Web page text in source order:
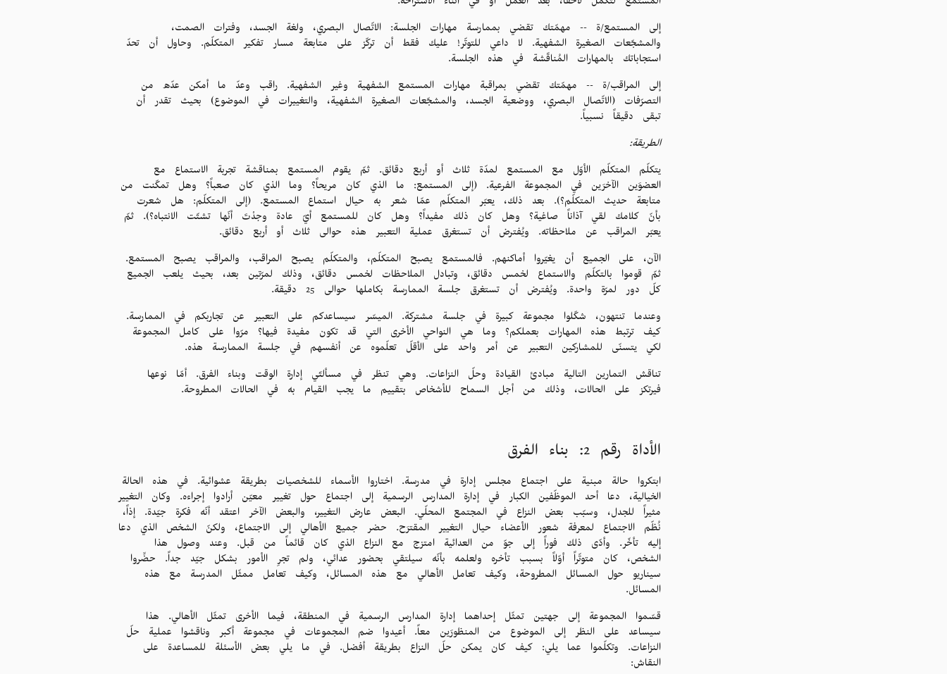
إلى المستمع/ة -- مهمّتك تقضي بممارسة مهارات الجلسة: الاتّصال البصري، ولغة الجسد، وفترات الصمت،
والمشجّعات الصغيرة الشفهية. لا داعي للتوتّر! عليك فقط أن تركّز على متابعة مسار تفكير المتكلّم. وحاول أن تحدّ
استجاباتك بالمهارات المُناقَشة في هذه الجلسة.
إلى المراقب/ة -- مهمّتك تقضي بمراقبة مهارات المستمع الشفهية وغير الشفهية. راقب وعدّ ما أمكن عدّه من
التصرّفات (الاتّصال البصري، ووضعية الجسد، والمشجّعات الصغيرة الشفهية، والتغييرات في الموضوع) بحيث تقدر أن
تبقى دقيقاً نسبياً.
الطريقة:
يتكلّم المتكلّم الأوّل مع المستمع لمدّة ثلاث أو أربع دقائق. ثمّ يقوم المستمع بمناقشة تجربة الاستماع مع
العضوَين الآخرَين في المجموعة الفرعية. (إلى المستمع: ما الذي كان مريحاً؟ وما الذي كان صعباً؟ وهل تمكّنت من
متابعة حديث المتكلّم؟). بعد ذلك، يعبّر المتكلّم عمّا شعر به حيال استماع المستمع. (إلى المتكلّم: هل شعرت
بأنّ كلامك لقي آذاناً صاغية؟ وهل كان ذلك مفيداً؟ وهل كان للمستمع أيّ عادة وجدْتَ أنّها تشتّت الانتباه؟). ثمّ
يعبّر المراقب عن ملاحظاته. ويُفترض أن تستغرق عملية التعبير هذه حوالى ثلاث أو أربع دقائق.
الآن، على الجميع أن يغيّروا أماكنهم. فالمستمع يصبح المتكلّم، والمتكلّم يصبح المراقب، والمراقب يصبح المستمع.
ثمّ قوموا بالتكلّم والاستماع لخمس دقائق، وتبادل الملاحظات لخمس دقائق، وذلك لمرّتين بعد، بحيث يلعب الجميع
كلّ دور لمرّة واحدة. ويُفترض أن تستغرق جلسة الممارسة بكاملها حوالى 25 دقيقة.
وعندما تنتهون، شكّلوا مجموعة كبيرة في جلسة مشتركة. الميسّر سيساعدكم على التعبير عن تجاربكم في الممارسة.
كيف ترتبط هذه المهارات بعملكم؟ وما هي النواحي الأخرى التي قد تكون مفيدة فيها؟ مرّوا على كامل المجموعة
لكي يتسنّى للمشاركين التعبير عن أمر واحد على الأقلّ تعلّموه عن أنفسهم في جلسة الممارسة هذه.
تناقش التمارين التالية مبادئ القيادة وحلّ النزاعات. وهي تنظر في مسألتَي إدارة الوقت وبناء الفرق. أمّا نوعها
فيرتكز على الحالات، وذلك من أجل السماح للأشخاص بتقييم ما يجب القيام به في الحالات المطروحة.
الأداة رقم 2: بناء الفرق
ابتكروا حالة مبنية على اجتماع مجلس إدارة في مدرسة. اختاروا الأسماء للشخصيات بطريقة عشوائية. في هذه الحالة
الخيالية، دعا أحد الموظّفين الكبار في إدارة المدارس الرسمية إلى اجتماع حول تغيير معيّن أرادوا إجراءه. وكان التغيير
مثيراً للجدل، وسبّب بعض النزاع في المجتمع المحلّي. البعض عارض التغيير، والبعض الآخر اعتقد أنّه فكرة جيّدة. إذاً،
نُظّم الاجتماع لمعرفة شعور الأعضاء حيال التغيير المقترَح. حضر جميع الأهالي إلى الاجتماع، ولكنّ الشخص الذي دعا
إليه تأخّر. وأدّى ذلك فوراً إلى جوّ من العدائية امتزج مع النزاع الذي كان قائماً من قبل. وعند وصول هذا
الشخص، كان متوتّراً أوّلاً بسبب تأخره ولعلمه بأنّه سيلتقي بحضور عدائي، ولم تجرِ الأمور بشكل جيّد جداً. حضِّروا
سيناريو حول المسائل المطروحة، وكيف تعامل الأهالي مع هذه المسائل، وكيف تعامل ممثّل المدرسة مع هذه
المسائل.
قسّموا المجموعة إلى جهتين تمثّل إحداهما إدارة المدارس الرسمية في المنطقة، فيما الأخرى تمثّل الأهالي. هذا
سيساعد على النظر إلى الموضوع من المنظورَين معاً. أعيدوا ضم المجموعات في مجموعة أكبر وناقشوا عملية حلّ
النزاعات. وتكلّموا عما يلي: كيف كان يمكن حلّ النزاع بطريقة أفضل. في ما يلي بعض الأسئلة للمساعدة على
النقاش: